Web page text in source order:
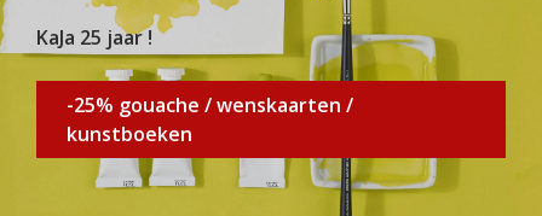
KaJa 25 jaar !
-25% gouache / wenskaarten /
kunstboeken